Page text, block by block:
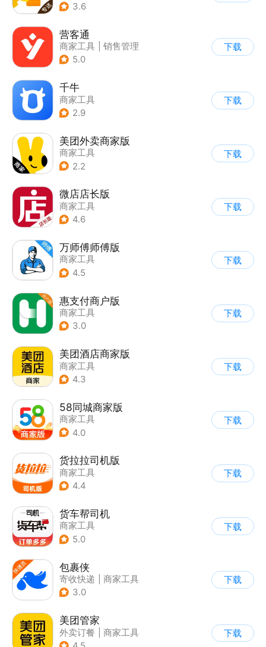
3.6
营客通
商家工具
销售管理
5.0
下载
千牛
商家工具
2.9
下载
美团外卖商家版
商家工具
2.2
下载
微店店长版
商家工具
4.6
下载
万师傅师傅版
商家工具
4.5
下载
惠支付商户版
商家工具
3.0
下载
美团酒店商家版
商家工具
4.3
下载
58同城商家版
商家工具
4.0
下载
货拉拉司机版
商家工具
4.4
下载
货车帮司机
商家工具
5.0
下载
包裹侠
寄收快递
商家工具
3.0
下载
美团管家
外卖订餐
商家工具
下载